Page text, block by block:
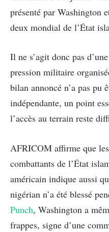
présenté par Washington
deux mondial de l’État
Il ne s’agit donc pas
pression militaire
bilan annoncé n’a pas pu
indépendante, un point
l’accès au terrain reste
AFRICOM affirme que
combattants de l’État
américain indique aussi
nigérian n’a été blessé
Punch, Washington a
frappes, signe d’une